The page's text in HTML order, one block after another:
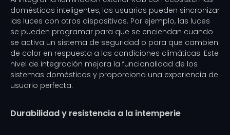
domésticos inteligentes, los usuarios pueden sincronizar
las luces con otros dispositivos. Por ejemplo, las luces
se pueden programar para que se enciendan cuando
se activa un sistema de seguridad o para que cambien
de color en respuesta a las condiciones climáticas. Este
nivel de integración mejora la funcionalidad de los
sistemas domésticos y proporciona una experiencia de
usuario perfecta.
Durabilidad y resistencia a la intemperie